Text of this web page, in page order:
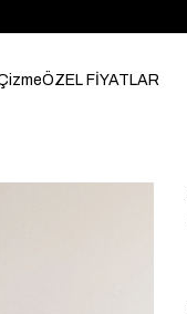
ÖZEL FİYATLAR